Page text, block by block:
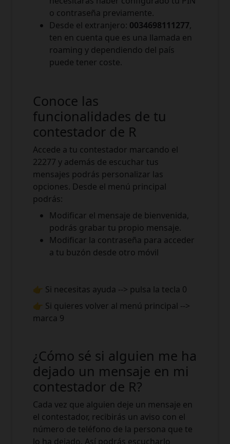
o contraseña previamente.
Desde el extranjero: 0034698111277,
ten en cuenta que es una llamada en
roaming y dependiendo del país
puede tener coste.
Conoce las
funcionalidades de tu
contestador de R
Accede a tu contestador marcando el
22277 y además de escuchar tus
mensajes podrás personalizar las
opciones. Desde el menú principal
podrás:
Modificar el mensaje de bienvenida,
podrás grabar tu propio mensaje.
Modificar la contraseña para acceder
a tu buzón desde otro móvil
👉 Si necesitas ayuda --> pulsa la tecla 0
👉 Si quieres volver al menú principal -->
marca 9
¿Cómo sé si alguien me ha
dejado un mensaje en mi
contestador de R?
Cada vez que alguien deje un mensaje en
el contestador, recibirás un aviso con el
número de teléfono de la persona que te
lo ha dejado. Así podrás escucharlo